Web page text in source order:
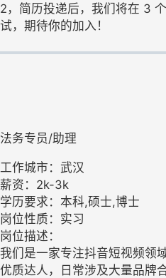
2，简历投递后，我们将在 3
试，期待你的加入！
法务专员/助理
工作城市：武汉
薪资：2k-3k
学历要求：本科,硕士,博士
岗位性质：实习
岗位描述：
我们是一家专注抖音短视频领
优质达人，日常涉及大量品牌